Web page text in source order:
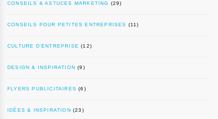
CONSEILS & ASTUCES MARKETING (29)
CONSEILS POUR PETITES ENTREPRISES (11)
CULTURE D’ENTREPRISE (12)
DESIGN & INSPIRATION (9)
FLYERS PUBLICITAIRES (6)
IDÉES & INSPIRATION (23)